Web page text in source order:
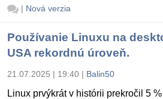
| Nová verzia
Používanie Linuxu na
USA rekordnú úroveň.
21.07.2025 | 19:40 | Balin50
Linux prvýkrát v histórii prekročil 5